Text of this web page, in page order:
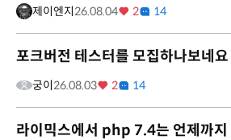
제이엔지26.08.04 2 14
포크버전 테스터를 모집하나보네요
궁이26.08.03 2 14
라이믹스에서 php 7.4는 언제까지